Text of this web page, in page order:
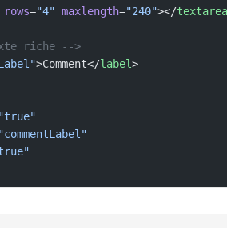
rows="4" maxlength="240"></textarea
riche -->
>Comment</label>
"true"
"commentLabel"